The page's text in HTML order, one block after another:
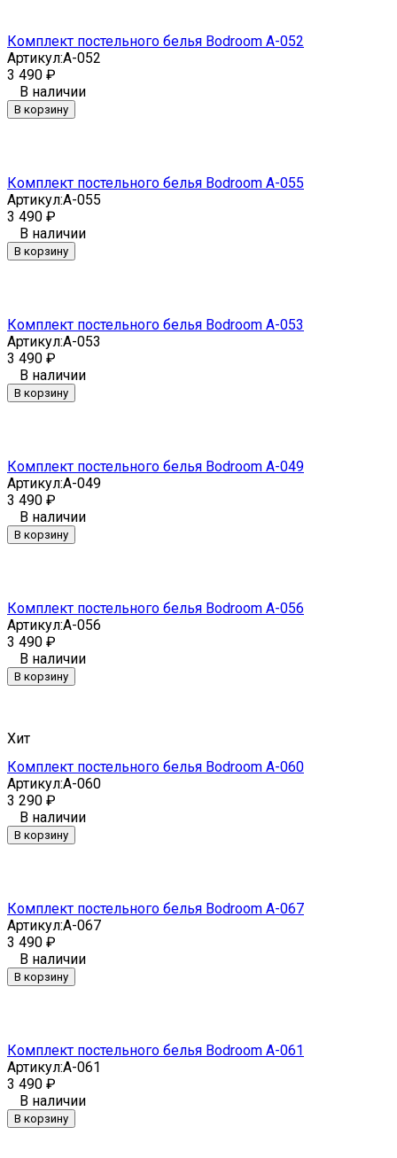
Комплект постельного белья Bodroom A-052
Артикул:A-052
3 490 ₽
В наличии
В корзину
Комплект постельного белья Bodroom A-055
Артикул:A-055
3 490 ₽
В наличии
В корзину
Комплект постельного белья Bodroom A-053
Артикул:A-053
3 490 ₽
В наличии
В корзину
Комплект постельного белья Bodroom A-049
Артикул:A-049
3 490 ₽
В наличии
В корзину
Комплект постельного белья Bodroom A-056
Артикул:A-056
3 490 ₽
В наличии
В корзину
Хит
Комплект постельного белья Bodroom A-060
Артикул:A-060
3 290 ₽
В наличии
В корзину
Комплект постельного белья Bodroom A-067
Артикул:A-067
3 490 ₽
В наличии
В корзину
Комплект постельного белья Bodroom A-061
Артикул:A-061
3 490 ₽
В наличии
В корзину